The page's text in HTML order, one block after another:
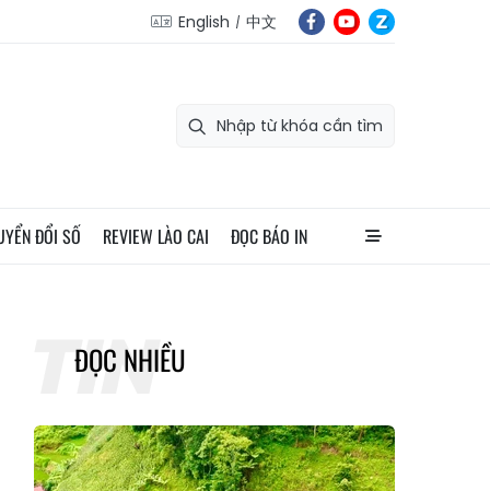
English 中文
ĐỔI SỐ REVIEW LÀO CAI ĐỌC BÁO IN
ĐỌC NHIỀU